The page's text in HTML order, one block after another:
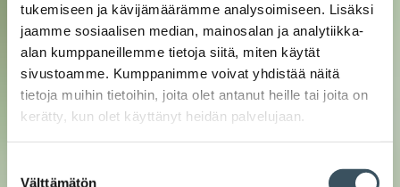
tukemiseen ja kävijämäärämme analysoimiseen. Lisäksi
jaamme sosiaalisen median, mainosalan ja analytiikka-
alan kumppaneillemme tietoja siitä, miten käytät
sivustoamme. Kumppanimme voivat yhdistää näitä
tietoja muihin tietoihin, joita olet antanut heille tai joita on
kerätty, kun olet käyttänyt heidän palvelujaan.
Välttämätön